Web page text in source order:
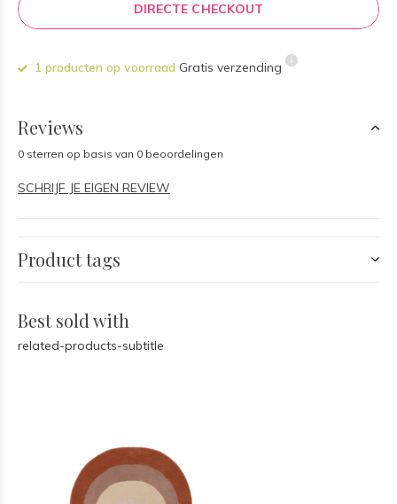
DIRECTE CHECKOUT
1 producten op voorraad Gratis verzending
Reviews
0 sterren op basis van 0 beoordelingen
SCHRIJF JE EIGEN REVIEW
Product tags
Best sold with
related-products-subtitle